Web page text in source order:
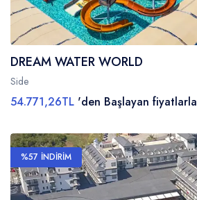
DREAM WATER WORLD
Side
54.771,26TL 'den Başlayan fiyatlarla
%57 İNDİRİM